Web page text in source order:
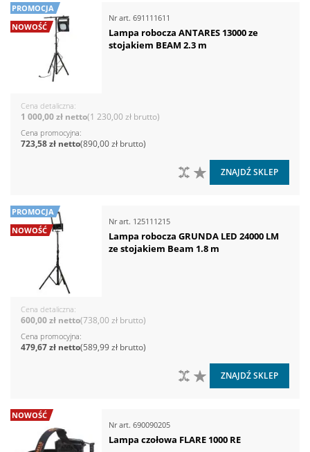
PROMOCJA
NOWOŚĆ
Nr art. 691111611
Lampa robocza ANTARES 13000 ze
stojakiem BEAM 2.3 m
Cena detaliczna
1 230,00 zł
1 000,00 zł
Cena promocyjna
890,00 zł
723,58 zł
DO LISTY ŻYCZEŃ
DO PORÓWNANIA
ZNAJDŹ SKLEP
PROMOCJA
NOWOŚĆ
Nr art. 125111215
Lampa robocza GRUNDA LED 24000 LM
ze stojakiem Beam 1.8 m
Cena detaliczna
738,00 zł
600,00 zł
Cena promocyjna
589,99 zł
479,67 zł
DO LISTY ŻYCZEŃ
DO PORÓWNANIA
ZNAJDŹ SKLEP
NOWOŚĆ
Nr art. 690090205
Lampa czołowa FLARE 1000 RE